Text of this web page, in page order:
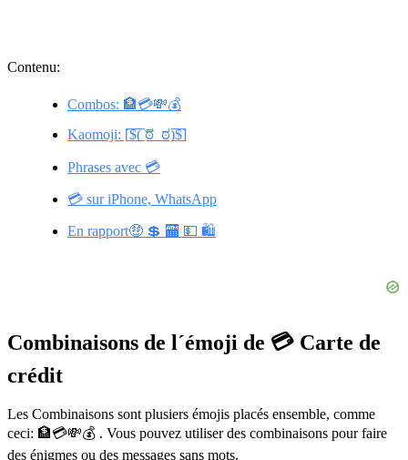
Contenu:
Combos: 🏦💳💸💰
Kaomoji: [̲̅$̲̅(̲̅ ͡ಠ_ಠ)̲̅$̲̅]
Phrases avec 💳
💳 sur iPhone, WhatsApp
En rapport🤑 💲 🏧 💵 🛍️
Combinaisons de l´émoji de 💳 Carte de
crédit
Les Combinaisons sont plusiers émojis placés ensemble, comme
ceci: 🏦💳💸💰 . Vous pouvez utiliser des combinaisons pour faire
des énigmes ou des messages sans mots.